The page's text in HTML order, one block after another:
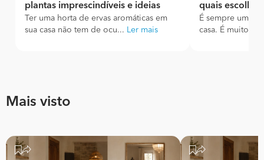
plantas imprescindíveis e ideias
Ter uma horta de ervas aromáticas em
sua casa não tem de ocu... Ler mais
quais
É sempre uma
casa. É muito
Mais visto